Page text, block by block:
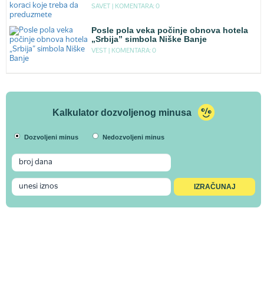
SAVET | KOMENTARA: 0
Posle pola veka počinje obnova hotela
„Srbija” simbola Niške Banje
VEST | KOMENTARA: 0
Kalkulator dozvoljenog minusa
Dozvoljeni minus Nedozvoljeni minus